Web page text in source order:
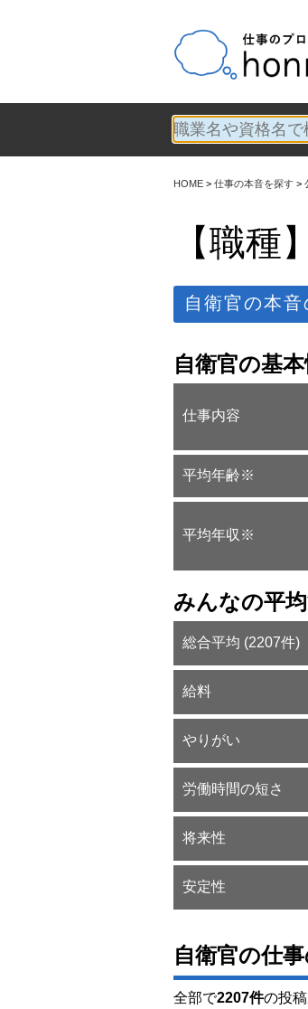
HOME 仕事の本音を探す
【職
自衛官の本
自衛官の基
仕事内容
平均年齢※
平均年収※
みんなの平
総合平均 (2207件)
給料
やりがい
労働時間の短さ
将来性
安定性
自衛官の仕
全部で2207件の投